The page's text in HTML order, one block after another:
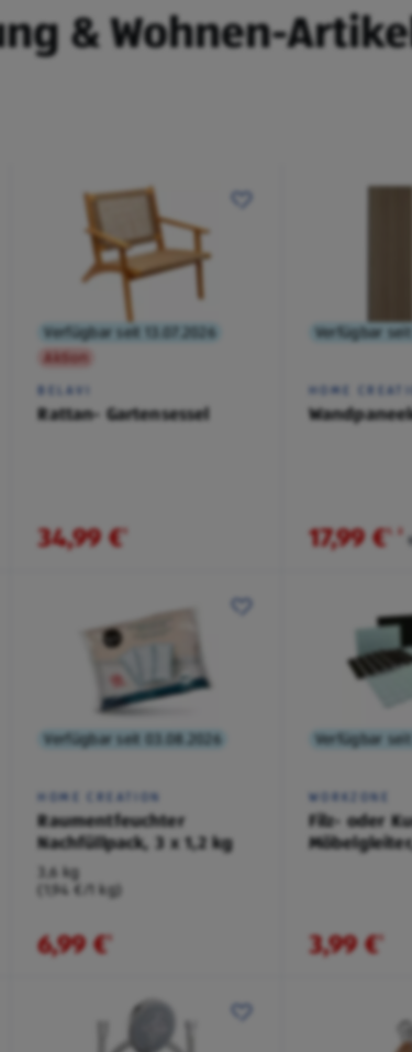
& Wohnen-
Verfügbar seit 13.07.2026
Aktion
BELAVI
Rattan- Gartensessel
34,99 €¹
Verfügbar
HOME
17,99 €¹˒ ²
Verfügbar seit 03.08.2026
HOME CREATION
Raumentfeuchter
Nachfüllpack, 3 x 1,2 kg
3,6 kg
(1,94 €/1 kg)
6,99 €¹
Verfügbar
WORKZONE
Filz- oder
3,99 €¹